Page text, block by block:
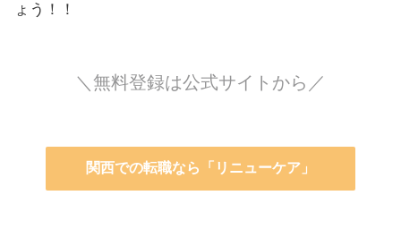
ょう！！
＼無料登録は公式サイトから／
関西での転職なら「リニューケア」